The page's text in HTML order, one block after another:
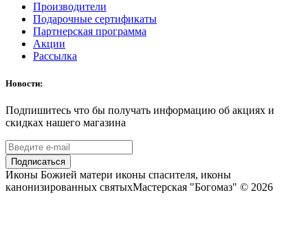
Производители
Подарочные сертификаты
Партнерская программа
Акции
Рассылка
Новости:
Подпишитесь что бы получать информацию об акциях и
скидках нашего магазина
Подписаться
Иконы Божией матери иконы спасителя, иконы
канонизированных святыхМастерская "Богомаз" © 2026